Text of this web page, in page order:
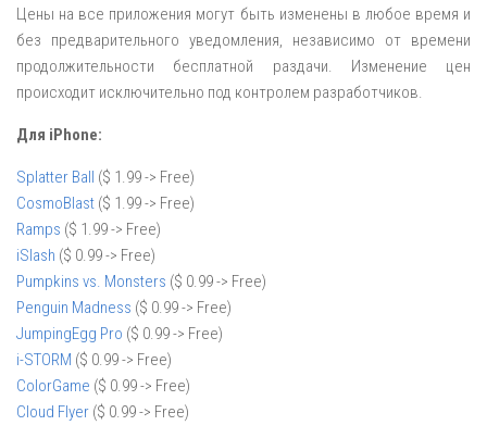
Цены на все приложения могут быть изменены в любое время и
без предварительного уведомления, независимо от времени
продолжительности бесплатной раздачи. Изменение цен
происходит исключительно под контролем разработчиков.
Для iPhone:
Splatter Ball ($ 1.99 -> Free)
CosmoBlast ($ 1.99 -> Free)
Ramps ($ 1.99 -> Free)
iSlash ($ 0.99 -> Free)
Pumpkins vs. Monsters ($ 0.99 -> Free)
Penguin Madness ($ 0.99 -> Free)
JumpingEgg Pro ($ 0.99 -> Free)
i-STORM ($ 0.99 -> Free)
ColorGame ($ 0.99 -> Free)
Cloud Flyer ($ 0.99 -> Free)